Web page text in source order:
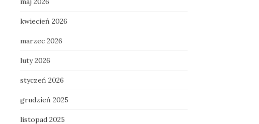
kwiecień 2026
marzec 2026
luty 2026
styczeń 2026
grudzień 2025
listopad 2025